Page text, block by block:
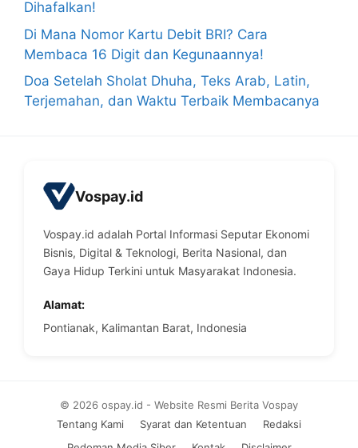
Dihafalkan!
Di Mana Nomor Kartu Debit BRI? Cara
Membaca 16 Digit dan Kegunaannya!
Doa Setelah Sholat Dhuha, Teks Arab, Latin,
Terjemahan, dan Waktu Terbaik Membacanya
Vospay.id
Vospay.id adalah Portal Informasi Seputar Ekonomi
Bisnis, Digital & Teknologi, Berita Nasional, dan
Gaya Hidup Terkini untuk Masyarakat Indonesia.
Alamat:
Pontianak, Kalimantan Barat, Indonesia
Tentang Kami Syarat dan Ketentuan
Redaksi
© 2026 ospay.id - Website Resmi Berita Vospay